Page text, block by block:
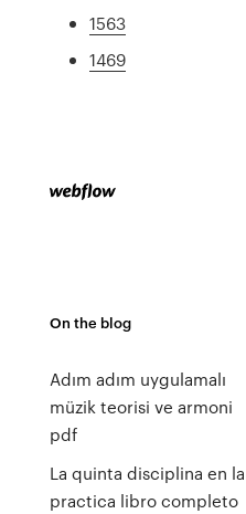
1563
1469
On the blog
Adım adım uygulamalı
müzik teorisi ve armoni
pdf
La quinta disciplina en la
practica libro completo